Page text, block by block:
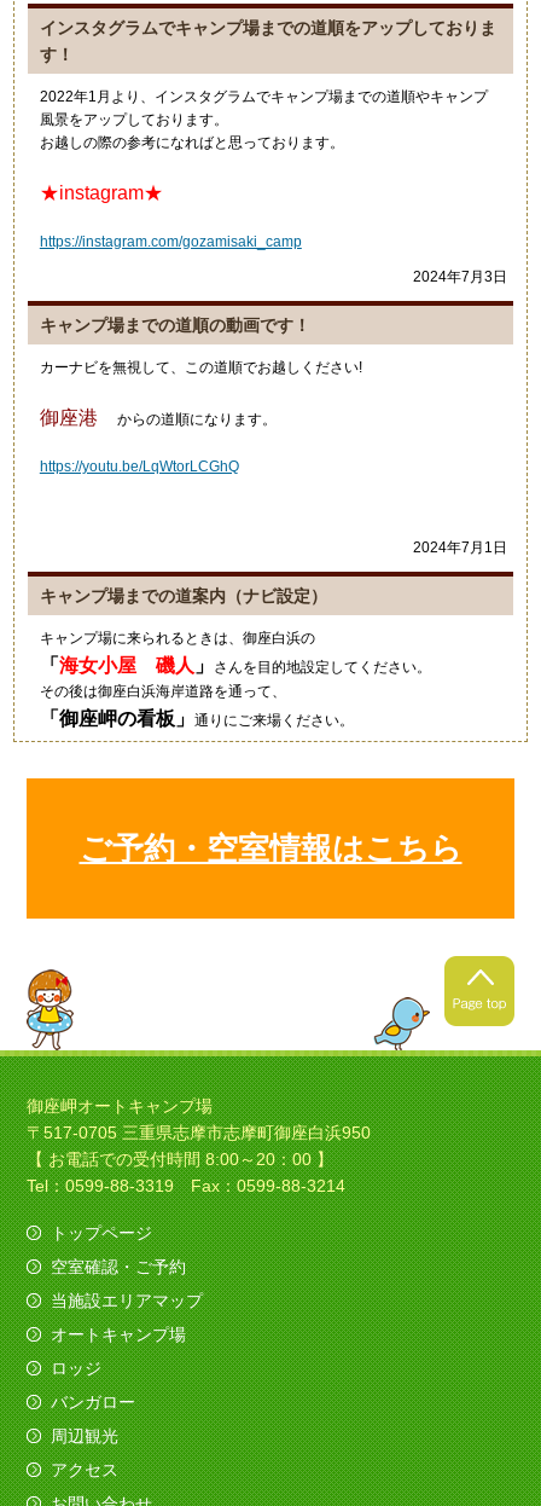
インスタグラムでキャンプ場までの道順をアップしておりま
す！
2022年1月より、インスタグラムでキャンプ場までの道順やキャンプ
風景をアップしております。
お越しの際の参考になればと思っております。
★instagram★
https://instagram.com/gozamisaki_camp
2024年7月3日
キャンプ場までの道順の動画です！
カーナビを無視して、この道順でお越しください!
御座港 からの道順になります。
https://youtu.be/LqWtorLCGhQ
2024年7月1日
キャンプ場までの道案内（ナビ設定）
キャンプ場に来られるときは、御座白浜の
「 海女小屋 磯人 」
さんを目的地設定してください。
その後は御座白浜海岸道路を通って、
「 御座岬の看板 」 通りにご来場ください。
狼のイラストの入ったワンポ
2021年4月24日
春キャンプの季節ですね！
暖かくなってきましたね！春
キャンプにいい季節ですね！
2021年4月4日
ソロキャンプの季節ですね！
今日は素敵なバイクのお客様がみえました、寒さ
も吹き飛ばしてくれました。
（すべてを赤色でコーディネイト！いいですね
～）
2020年12月11日
ご予約・空室情報はこちら
御座岬オートキャンプ場
〒517-0705 三重県志摩市志摩町御座白浜950
【 お電話での受付時間 8:00～20：00 】
Tel：0599-88-3319 Fax：0599-88-3214
トップページ
空室確認・ご予約
当施設エリアマップ
オートキャンプ場
ロッジ
バンガロー
周辺観光
アクセス